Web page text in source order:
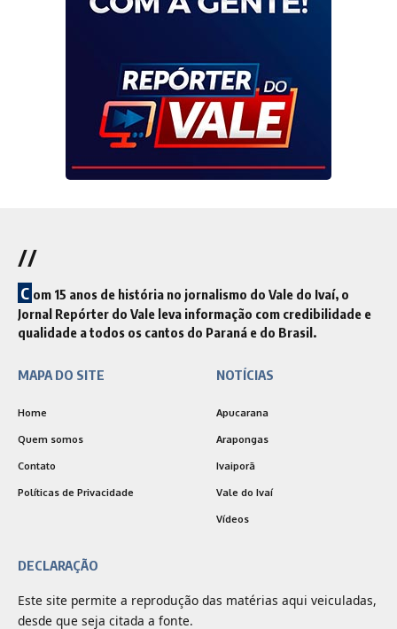
//
C om 15 anos de história no jornalismo do Vale do Ivaí, o
Jornal Repórter do Vale leva informação com credibilidade e
qualidade a todos os cantos do Paraná e do Brasil.
MAPA DO SITE
Home
Quem somos
Contato
Políticas de Privacidade
NOTÍCIAS
Apucarana
Arapongas
Ivaiporã
Vale do Ivaí
Vídeos
DECLARAÇÃO
Este site permite a reprodução das matérias aqui veiculadas,
desde que seja citada a fonte.